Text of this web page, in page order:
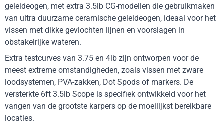
geleideogen, met extra 3.5lb CG-modellen die gebruikmaken
van ultra duurzame ceramische geleideogen, ideaal voor het
vissen met dikke gevlochten lijnen en voorslagen in
obstakelrijke wateren.
Extra testcurves van 3.75 en 4lb zijn ontworpen voor de
meest extreme omstandigheden, zoals vissen met zware
loodsystemen, PVA-zakken, Dot Spods of markers. De
versterkte 6ft 3.5lb Scope is specifiek ontwikkeld voor het
vangen van de grootste karpers op de moeilijkst bereikbare
locaties.